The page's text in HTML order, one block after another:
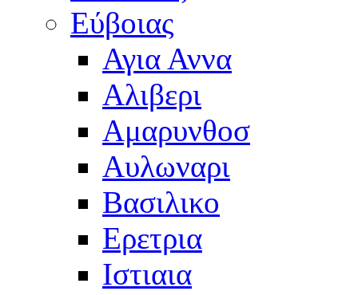
Εύβοιας
Αγια Αννα
Αλιβερι
Αμαρυνθοσ
Αυλωναρι
Βασιλικο
Ερετρια
Ιστιαια